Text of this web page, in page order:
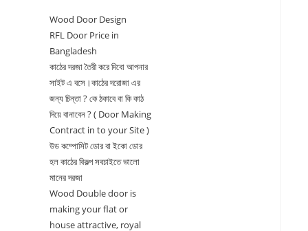
Wood Door Design
RFL Door Price in
Bangladesh
কাঠের দরজা তৈরী করে দিবো আপনার
সাইট এ বসে।কাঠের দরোজা এর
জন্য চিন্তা ? কে ঠকাবে বা কি কাঠ
দিয়ে বানাবেন ? ( Door Making
Contract in to your Site )
উড কম্পোসিট ডোর বা ইকো ডোর
হল কাঠের বিকল্প সবচাইতে ভালো
মানের দরজা
Wood Double door is
making your flat or
house attractive, royal